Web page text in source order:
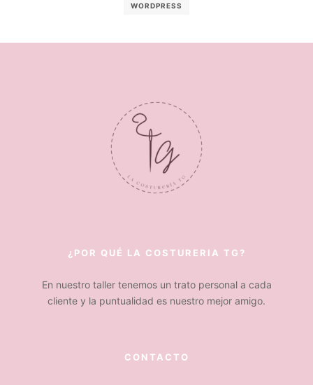
WORDPRESS
¿POR QUÉ LA COSTURERIA TG?
En nuestro taller tenemos un trato personal a cada
cliente y la puntualidad es nuestro mejor amigo.
CONTACTO